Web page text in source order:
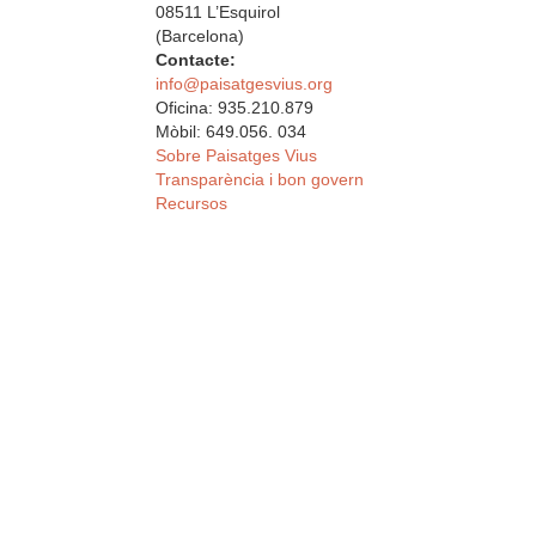
08511 L’Esquirol
(Barcelona)
Contacte:
info@paisatgesvius.org
Oficina: 935.210.879
Mòbil: 649.056. 034
Sobre Paisatges Vius
Transparència i bon govern
Recursos